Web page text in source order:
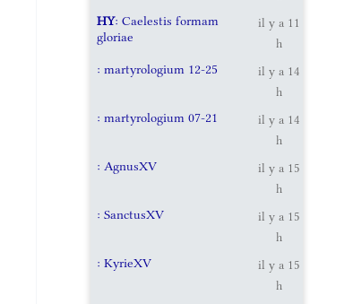
HY: Caelestis formam
gloriae
il y a 11
h
: martyrologium 12-25
il y a 14
h
: martyrologium 07-21
il y a 14
h
: AgnusXV
il y a 15
h
: SanctusXV
il y a 15
h
: KyrieXV
il y a 15
h